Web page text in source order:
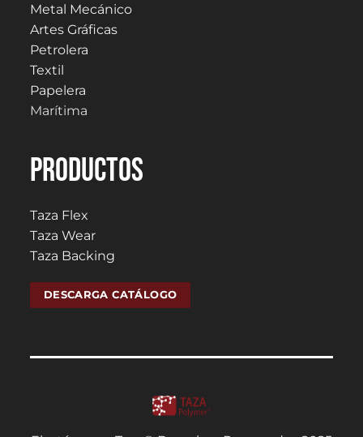
Metal Mecánico
Artes Gráficas
Petrolera
Textil
Papelera
Marítima
PRODUCTOS
Taza Flex
Taza Wear
Taza Backing
DESCARGA CATÁLOGO